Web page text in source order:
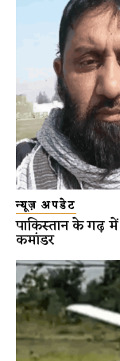
न्यूज़ अपडेट
पाकिस्तान के गढ़
कमांडर